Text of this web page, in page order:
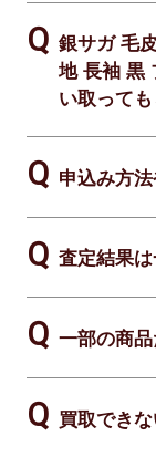
銀サガ 毛
地 長袖 黒
い取って
申込み方
査定結果
一部の商
買取でき